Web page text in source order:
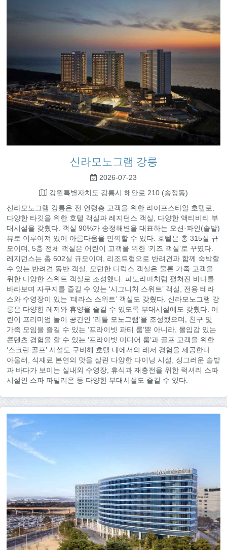
신라모노그램 강릉
2026-07-23
강원특별자치도 강릉시 해안로 210 (송정동)
신라모노그램 강릉은 전 연령층 고객을 위한 라이프스타일 호텔로,
다양한 타깃을 위한 호텔 객실과 레지던스 객실, 다양한 액티비티 부
대시설을 갖췄다. 객실 90%가 송정해변을 대표하는 오션·파인(솔밭)
뷰로 이루어져 있어 아름다움을 만끽할 수 있다. 호텔은 총 315실 규
모이며, 5층 전체 객실은 어린이 고객을 위한 ‘키즈 객실’로 꾸몄다.
레지던스는 총 602실 규모이며, 리조트형으로 반려견과 함께 숙박할
수 있는 반려견 동반 객실, 모던한 디럭스 객실은 물론 가족 고객을
위한 다양한 스위트 객실로 조성했다. 파노라마처럼 펼쳐진 바다를
바라보며 자쿠지를 즐길 수 있는 ‘시그니처 스위트’ 객실, 전용 테라
스와 수영장이 있는 ‘테라스 스위트’ 객실도 갖췄다. 신라모노그램 강
릉은 다양한 레저와 휴양을 즐길 수 있도록 부대시설에도 갖췄다. 어
린이 프리미엄 놀이 공간인 ‘리틀 모노그램’을 조성했으며, 친구 및
가족 모임을 즐길 수 있는 ‘프라이빗 파티 룸’뿐 아니라, 몰입감 있는
콘텐츠 경험을 할 수 있는 ‘프라이빗 미디어 룸‘과 골프 고객을 위한
‘스크린 골프’ 시설도 구비해 호텔 내에서의 레저 경험을 제공한다.
아울러, 식재료 본연의 맛을 살린 다양한 다이닝 시설, 싱그러운 솔밭
과 바다가 보이는 실내외 수영장, 휴식과 재충전을 위한 럭셔리 스파
시설인 스파 파빌리온 등 다양한 부대시설도 즐길 수 있다.